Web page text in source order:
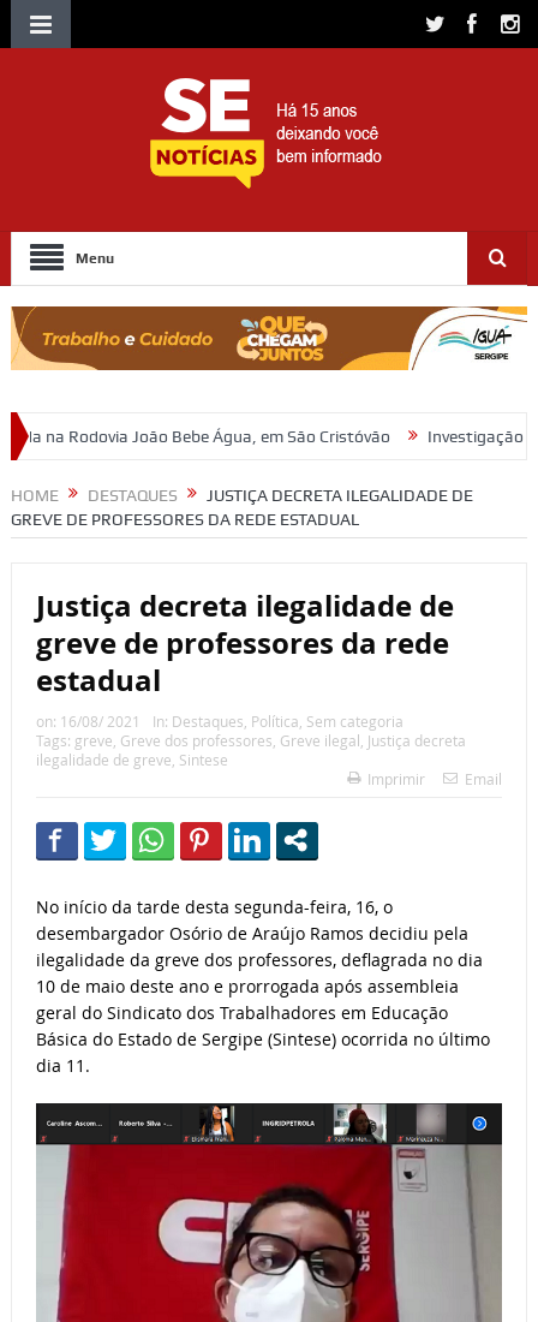
Menu
Água, em São Cristóvão Investigação da Polícia Civil resulta
HOME DESTAQUES
JUSTIÇA DECRETA ILEGALIDADE DE
GREVE DE PROFESSORES DA REDE ESTADUAL
Justiça decreta ilegalidade de
greve de professores da rede
estadual
on: 16/08/ 2021 In: Destaques, Política, Sem categoria
Tags: greve, Greve dos professores, Greve ilegal, Justiça decreta
ilegalidade de greve, Sintese
Imprimir
Email
No início da tarde desta segunda-feira, 16, o
desembargador Osório de Araújo Ramos decidiu pela
ilegalidade da greve dos professores, deflagrada no dia
10 de maio deste ano e prorrogada após assembleia
geral do Sindicato dos Trabalhadores em Educação
Básica do Estado de Sergipe (Sintese) ocorrida no último
dia 11.